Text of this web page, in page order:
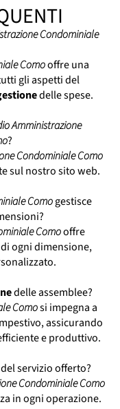
Como
Condominiale
Comooffre una
gli aspetti del
delle spese.
Amministrazione
?
Condominiale Como
sul nostro sito web.
Comogestisce
Comooffre
ogni dimensione,
delle assemblee?
Comosi impegna a
assicurando
e produttivo.
servizio offerto?
Condominiale Como
in ogni operazione.